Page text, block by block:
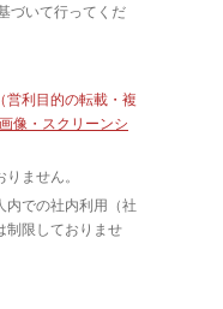
づいて行ってくだ
営利目的の転載・複
像・スクリーンシ
ません。
内での社内利用（社
制限しておりませ